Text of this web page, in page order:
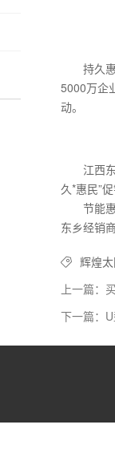
持久
5000万企
动。
江西
久*惠民”促
节能
东乡经销
辉煌
上一篇：
下一篇：